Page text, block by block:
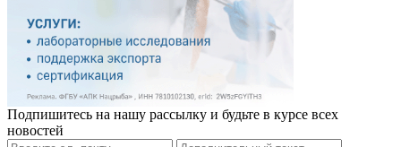
Подпишитесь на нашу рассылку и будьте в курсе всех
новостей